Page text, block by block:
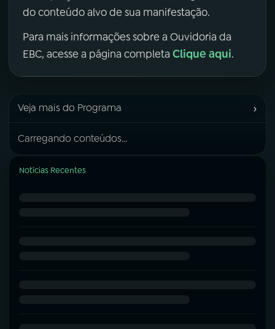
do conteúdo alvo de sua manifestação.
Para mais informações sobre a Ouvidoria da
EBC, acesse a página completa Clique aqui.
Veja mais do Programa ›
Carregando conteúdos...
Notícias Recentes